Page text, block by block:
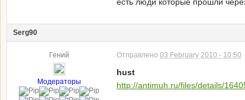
Serg90
Гений
Модераторы
Отправлено 03 February 2010 - 10:50
hust
http://antimuh.ru/files/details/